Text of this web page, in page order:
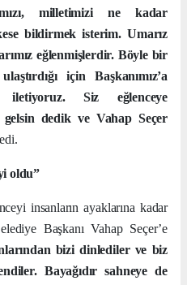
milletimizi ne kadar
bildirmek isterim. Umarız
eğlenmişlerdir. Böyle bir
için Başkanımız’a
iletiyoruz. Siz eğlenceye
gelsin dedik ve Vahap Seçer
oldu”
insanların ayaklarına kadar
Başkanı Vahap Seçer’e
bizi dinlediler ve biz
Bayağıdır sahneye de